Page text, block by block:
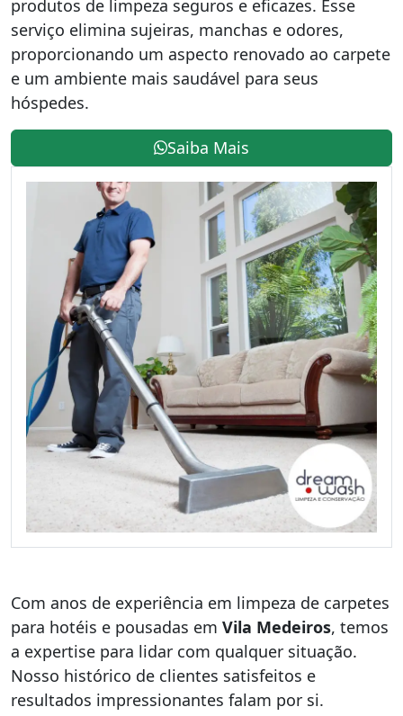
produtos de limpeza seguros e eficazes. Esse
serviço elimina sujeiras, manchas e odores,
proporcionando um aspecto renovado ao carpete
e um ambiente mais saudável para seus
hóspedes.
Saiba Mais
Com anos de experiência em limpeza de carpetes
para hotéis e pousadas em Vila Medeiros, temos
a expertise para lidar com qualquer situação.
Nosso histórico de clientes satisfeitos e
resultados impressionantes falam por si.